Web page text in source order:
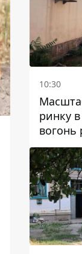
10:30
ринку
вогонь